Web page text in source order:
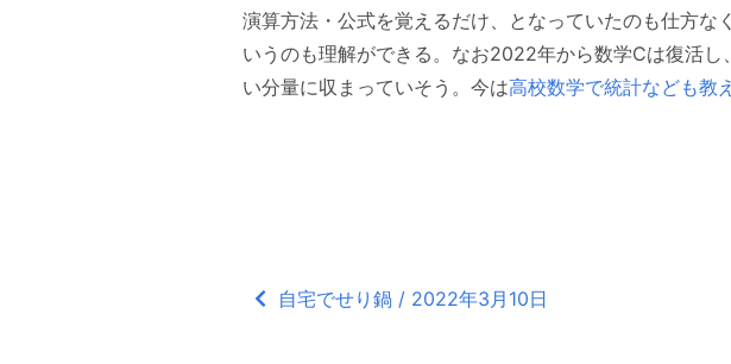
演算方法・公式を覚えるだけ、となっていたのも仕方
いうのも理解ができる。なお2022年から数学Cは復活
い分量に収まっていそう。今は高校数学で統計なども教
自宅でせり鍋 / 2022年3月10日